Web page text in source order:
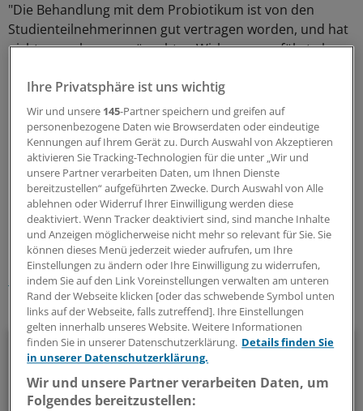
"Die Behandlung mit dem Probiotikum ist von den
Studienteilnehmerinnen gut vertragen worden, und hat
nicht zu mehr unerwünschten Wirkungen geführt als
Universität in Göteburg in einer Mitteilung der
Universität. Die Behandlung mit Probiotika könnte
künftig eine effektive und gut verträgliche Option sein,
um die Entstehung einer Osteoporose bei älteren
Menschen zu verhindern, heißt es in der Mitteilung.
Schlagworte:
Osteoporose Endokrinologie Orthopädie
Ihr Newsletter zum Thema
Rheumatologie
Das Wichtigste zu Skelett- und Weichteilerkrankungen
zusammengefasst: Das bietet unser Newsletter zum Thema
Ihre Privatsphäre ist uns wichtig
Wir und unsere 145-Partner speichern und greifen auf
personenbezogene Daten wie Browserdaten oder eindeutige
Kennungen auf Ihrem Gerät zu. Durch Auswahl von Akzeptieren
aktivieren Sie Tracking-Technologien für die unter „Wir und
unsere Partner verarbeiten Daten, um Ihnen Dienste
bereitzustellen“ aufgeführten Zwecke. Durch Auswahl von Alle
ablehnen oder Widerruf Ihrer Einwilligung werden diese
deaktiviert. Wenn Tracker deaktiviert sind, sind manche Inhalte
und Anzeigen möglicherweise nicht mehr so relevant für Sie. Sie
können dieses Menü jederzeit wieder aufrufen, um Ihre
Einstellungen zu ändern oder Ihre Einwilligung zu widerrufen,
indem Sie auf den Link Voreinstellungen verwalten am unteren
Rand der Webseite klicken [oder das schwebende Symbol unten
links auf der Webseite, falls zutreffend]. Ihre Einstellungen
gelten innerhalb unseres Website. Weitere Informationen
finden Sie in unserer Datenschutzerklärung. Details finden Sie
in unserer Datenschutzerklärung.
Wir und unsere Partner verarbeiten Daten, um
Folgendes bereitzustellen: